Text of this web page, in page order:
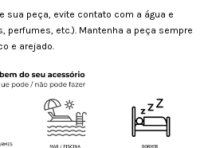
sua peça, evite contato com a água e
perfumes, etc.). Mantenha a peça sempre
e arejado.